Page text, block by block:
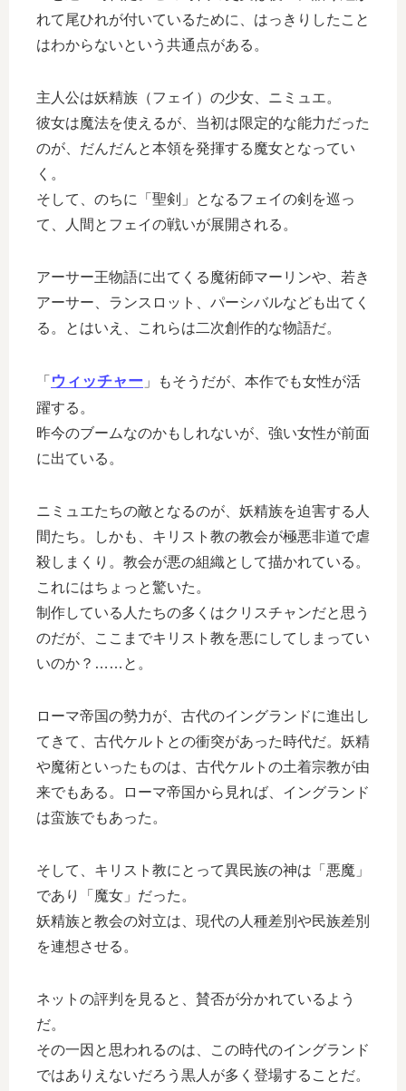
れて尾ひれが付いているために、はっきりしたこと
はわからないという共通点がある。
主人公は妖精族（フェイ）の少女、ニミュエ。
彼女は魔法を使えるが、当初は限定的な能力だった
のが、だんだんと本領を発揮する魔女となってい
く。
そして、のちに「聖剣」となるフェイの剣を巡っ
て、人間とフェイの戦いが展開される。
アーサー王物語に出てくる魔術師マーリンや、若き
アーサー、ランスロット、パーシバルなども出てく
る。とはいえ、これらは二次創作的な物語だ。
「 ウィッチャー 」もそうだが、本作でも女性が活
躍する。
昨今のブームなのかもしれないが、強い女性が前面
に出ている。
ニミュエたちの敵となるのが、妖精族を迫害する人
間たち。しかも、キリスト教の教会が極悪非道で虐
殺しまくり。教会が悪の組織として描かれている。
これにはちょっと驚いた。
制作している人たちの多くはクリスチャンだと思う
のだが、ここまでキリスト教を悪にしてしまってい
いのか？……と。
ローマ帝国の勢力が、古代のイングランドに進出し
てきて、古代ケルトとの衝突があった時代だ。妖精
や魔術といったものは、古代ケルトの土着宗教が由
来でもある。ローマ帝国から見れば、イングランド
は蛮族でもあった。
そして、キリスト教にとって異民族の神は「悪魔」
であり「魔女」だった。
妖精族と教会の対立は、現代の人種差別や民族差別
を連想させる。
ネットの評判を見ると、賛否が分かれているよう
だ。
その一因と思われるのは、この時代のイングランド
ではありえないだろう黒人が多く登場することだ。